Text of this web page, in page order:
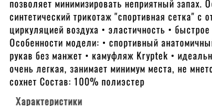
позволяет минимизировать неприятный запах.
синтетический трикотаж "спортивная сетка" с
циркуляцией воздуха • эластичность •
Особенности модели: • спортивный
рукав без манжет • камуфляж Kryptek •
очень легкая, занимает минимум места, не
сохнет Состав: 100% полиэстер
Характеристики